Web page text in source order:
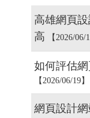
高雄網頁
高 【2026/06/
如何評估
【2026/06/19】
網頁設計